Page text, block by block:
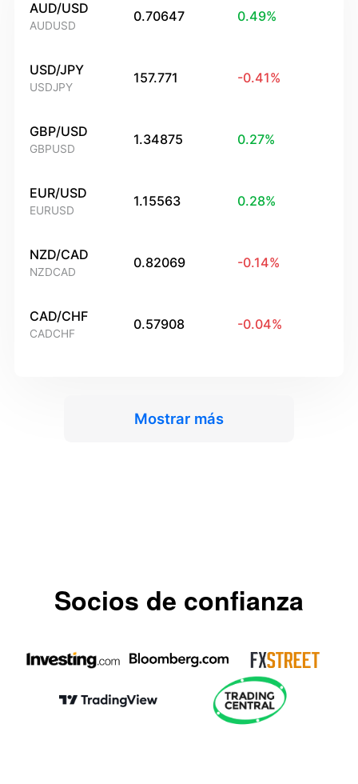
AUD/USD
AUDUSD
0.70647 0.49%
USD/JPY
USDJPY
157.771 -0.41%
GBP/USD
GBPUSD
1.34875 0.27%
EUR/USD
EURUSD
1.15563 0.28%
NZD/CAD
NZDCAD
0.82069 -0.14%
CAD/CHF
CADCHF
0.57908 -0.04%
Mostrar más
Socios de confianza